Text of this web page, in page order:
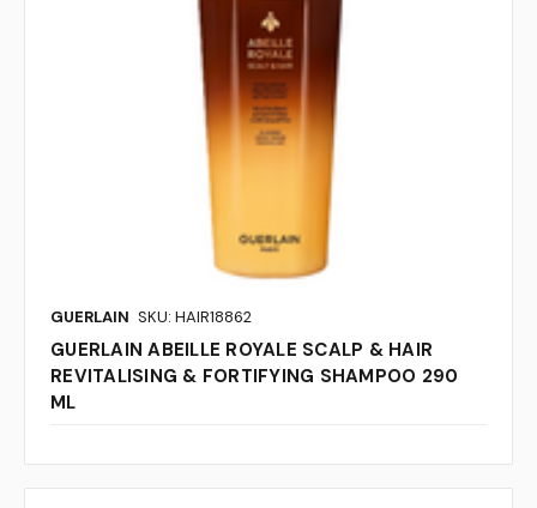
GUERLAIN SKU: HAIR18862
GUERLAIN ABEILLE ROYALE SCALP & HAIR
REVITALISING & FORTIFYING SHAMPOO 290
ML